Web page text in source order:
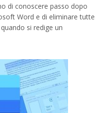
di conoscere passo dopo
Word e di eliminare tutte
si redige un